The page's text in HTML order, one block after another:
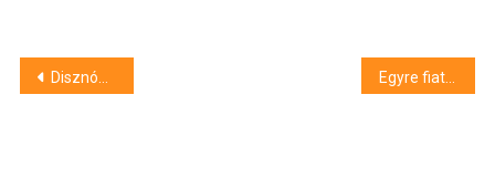
Bejegyzés
Disznóólban működtetett kannabiszültetvényt egy kiskunhalasi férfi